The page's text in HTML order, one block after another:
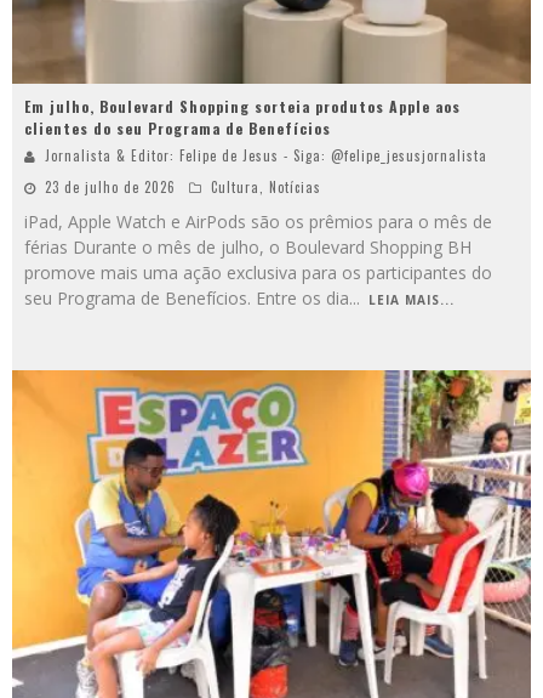
Em julho, Boulevard Shopping sorteia produtos Apple aos
clientes do seu Programa de Benefícios
Jornalista & Editor: Felipe de Jesus - Siga: @felipe_jesusjornalista
23 de julho de 2026
Cultura, Notícias
iPad, Apple Watch e AirPods são os prêmios para o mês de
férias Durante o mês de julho, o Boulevard Shopping BH
promove mais uma ação exclusiva para os participantes do
seu Programa de Benefícios. Entre os dia... LEIA MAIS...